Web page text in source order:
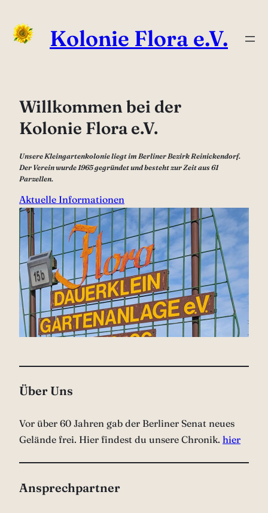
Inhalt
springen
Kolonie Flora e.V.
Willkommen bei der
Kolonie Flora e.V.
Unsere Kleingartenkolonie liegt im Berliner Bezirk Reinickendorf.
Der Verein wurde 1965 gegründet und besteht zur Zeit aus 61
Parzellen.
Aktuelle Informationen
Über Uns
Vor über 60 Jahren gab der Berliner Senat neues
Gelände frei. Hier findest du unsere Chronik. hier
Ansprechpartner